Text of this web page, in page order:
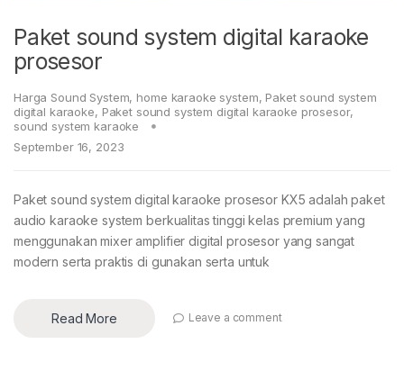
Paket sound system digital karaoke
prosesor
Harga Sound System, home karaoke system, Paket sound system
digital karaoke, Paket sound system digital karaoke prosesor,
sound system karaoke
September 16, 2023
Paket sound system digital karaoke prosesor KX5 adalah paket
audio karaoke system berkualitas tinggi kelas premium yang
menggunakan mixer amplifier digital prosesor yang sangat
modern serta praktis di gunakan serta untuk
Read More Leave a comment